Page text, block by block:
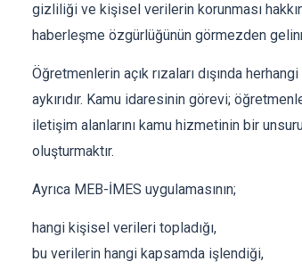
gizliliği ve kişisel verilerin korunması
haberleşme özgürlüğünün görmezden
Öğretmenlerin açık rızaları dışında
aykırıdır. Kamu idaresinin görevi;
iletişim alanlarını kamu hizmetinin bir
oluşturmaktır.
Ayrıca MEB-İMES uygulamasının;
hangi kişisel verileri topladığı,
bu verilerin hangi kapsamda işlendiği,